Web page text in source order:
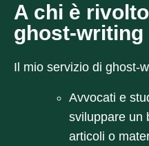
A chi è
ghost-writing
Il mio servizio di ghost-
Avvocati e
sviluppare un
articoli o